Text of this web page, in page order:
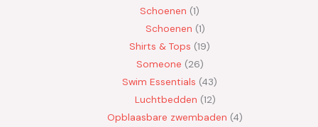
Schoenen 1
Schoenen 1
Shirts & Tops 19
Someone 26
Swim Essentials 43
Luchtbedden 12
Opblaasbare zwembaden 4